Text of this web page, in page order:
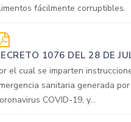
fácilmente corruptibles.
1076 DEL 28 DE
el cual se imparten
sanitaria generada
COVID-19, y...